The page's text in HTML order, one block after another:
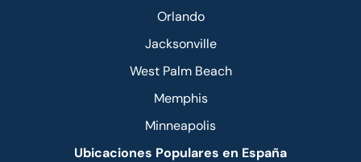
Orlando
Jacksonville
West Palm Beach
Memphis
Minneapolis
Ubicaciones Populares en España